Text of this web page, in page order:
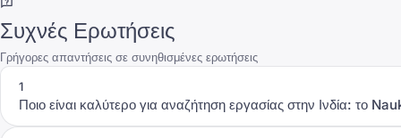
Συχνές Ερωτήσεις
Γρήγορες απαντήσεις σε συνηθισμένες ερωτήσεις
1
Ποιο είναι καλύτερο για αναζήτηση εργασίας στην Ινδία: το